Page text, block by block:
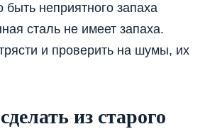
неприятного запаха
сталь не имеет запаха.
и проверить на шумы, их
из старого